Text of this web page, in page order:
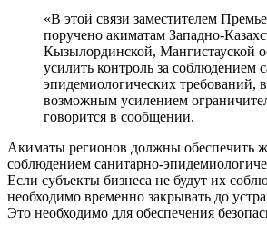
«В этой связи заместителем
поручено акиматам Западно-
Кызылординской, Мангистауской
усилить контроль за соблюдением
эпидемиологических требований,
возможным усилением
говорится в сообщении.
Акиматы регионов должны обеспечить
соблюдением санитарно-
Если субъекты бизнеса не будут их
необходимо временно закрывать до
Это необходимо для обеспечения